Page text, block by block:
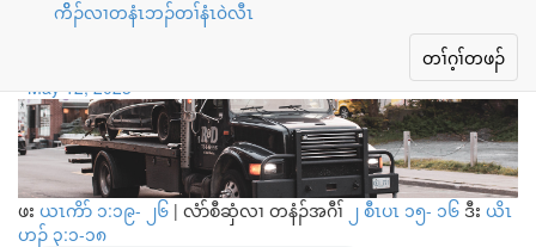
ကိိၣ်လၢတနံၤဘၣ်တၢ်နံၤ၀ဲလီၤ
Toggle
navigation
တၢ်ဂ့ၢ်တဖၣ်
ယတၢ်နီၣ် သိလ့ၣ်န့ၣ် မ့ၢ်ဒ်လဲၣ်
May 12, 2023
ဖး ယၤကိာ် ၁:၁၉- ၂၆ | လံာ်စီဆှံလၢ တနံၣ်အဂီၢ် ၂ စီၤပၤ ၁၅- ၁၆ ဒီး ယိၤ
ဟၣ် ၃:၁-၁၈